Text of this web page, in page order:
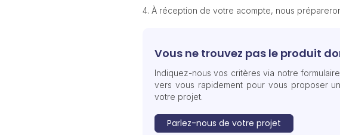
À réception de votre acompte, nous
Vous ne trouvez pas le produit
Indiquez-nous vos critères via notre
vers vous rapidement pour vous proposer
votre projet.
Parlez-nous de votre projet